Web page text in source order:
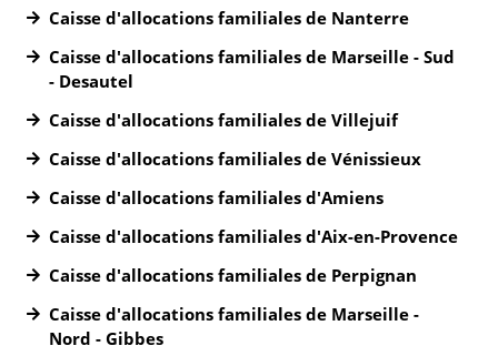
Caisse d'allocations familiales de Nanterre
Caisse d'allocations familiales de Marseille - Sud
- Desautel
Caisse d'allocations familiales de Villejuif
Caisse d'allocations familiales de Vénissieux
Caisse d'allocations familiales d'Amiens
Caisse d'allocations familiales d'Aix-en-Provence
Caisse d'allocations familiales de Perpignan
Caisse d'allocations familiales de Marseille -
Nord - Gibbes